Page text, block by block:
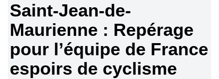
Saint-Jean-de-
Maurienne : Repérage
pour l’équipe de France
espoirs de cyclisme